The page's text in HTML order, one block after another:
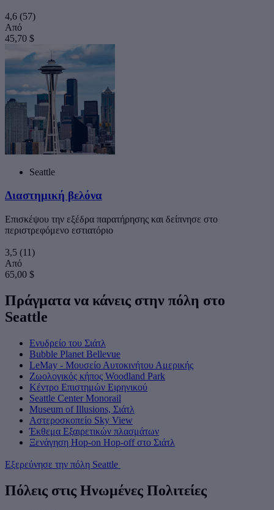
4,6 (57)
Από
45,70 $
Seattle
Διαστημική βελόνα
Επισκέψου την εξέδρα παρατήρησης και δείπνησε στο
περιστρεφόμενο εστιατόριο
3,5 (11)
Από
65,00 $
Πράγματα να κάνεις στην πόλη στο
Seattle
Ενυδρείο του Σιάτλ
Bubble Planet Bellevue
LeMay - Μουσείο Αυτοκινήτου Αμερικής
Ζωολογικός κήπος Woodland Park
Κέντρο Επιστημών Ειρηνικού
Seattle Center Monorail
Museum of Illusions, Σιάτλ
Αστεροσκοπείο Sky View
Έκθεμα Εξαιρετικών πλασμάτων
Ξενάγηση Hop-on Hop-off στο Σιάτλ
Εξερεύνησε την πόλη Seattle
Πόλεις στις Ηνωμένες Πολιτείες